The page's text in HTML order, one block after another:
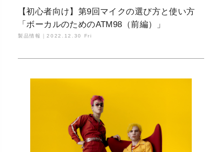
【初心者向け】第9回マイクの選び方と使い方
「ボーカルのためのATM98（前編）」
製品情報｜2022.12.30 Fri